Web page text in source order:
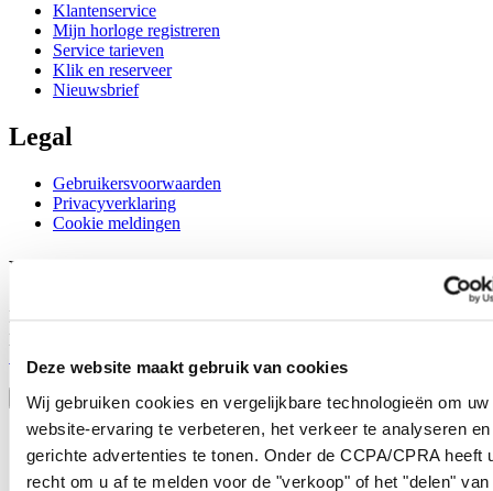
Deze website maakt gebruik van cookies
Wij gebruiken cookies en vergelijkbare technologieën om uw
website-ervaring te verbeteren, het verkeer te analyseren en
gerichte advertenties te tonen. Onder de CCPA/CPRA heeft
recht om u af te melden voor de "verkoop" of het "delen" van
Klantenservice
Mijn horloge registreren
Service tarieven
Klik en reserveer
Nieuwsbrief
Legal
Gebruikersvoorwaarden
Privacyverklaring
Cookie meldingen
Word lid van de CERTINA club
Meld je aan en ontvang exclusieve aanbiedingen en
productrecensies
Selecteer een land/regio
Taalkeuze
Austria
Belgium
Dutch